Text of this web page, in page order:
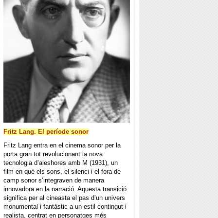
Fritz Lang. El període sonor
Fritz Lang entra en el cinema sonor per la
porta gran tot revolucionant la nova
tecnologia d’aleshores amb M (1931), un
film en què els sons, el silenci i el fora de
camp sonor s’integraven de manera
innovadora en la narració. Aquesta transició
significa per al cineasta el pas d’un univers
monumental i fantàstic a un estil contingut i
realista, centrat en personatges més